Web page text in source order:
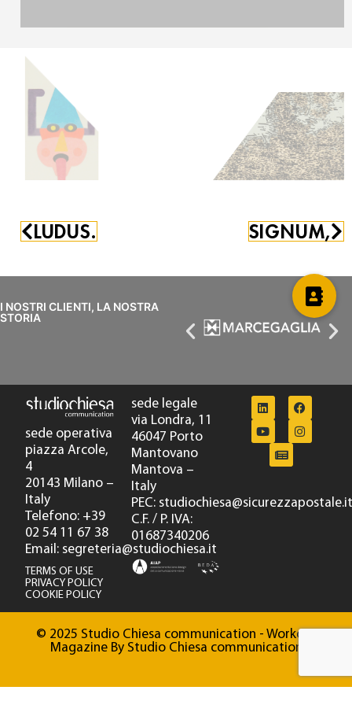
Nunzio Paci,
Senza titolo
Tecnica mista su tela
Michelangelo e Massimiliano Galliani, Marco
3 x (14 x 14 cm)
2014
LUDUS. SIGNUM,
I NOSTRI CLIENTI, LA NOSTRA
STORIA
sede operativa
piazza Arcole,
4
20143 Milano –
Italy
Telefono: +39
02 54 11 67 38
Email: segreteria@studiochiesa.it
TERMS OF USE
PRIVACY POLICY
COOKIE POLICY
sede legale
via Londra, 11
46047 Porto
Mantovano
Mantova –
Italy
PEC: studiochiesa@sicurezzapostale.it
C.F. / P. IVA:
01687340206
© 2025 Studio Chiesa communication - Workout
Magazine By Studio Chiesa communication